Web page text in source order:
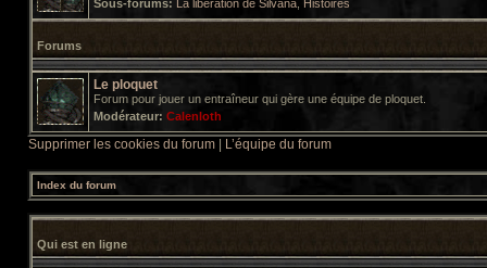
Sous-forums: La libération de Silvana Histoires
Forums
Le ploquet
Forum pour jouer un entraîneur qui gère une équipe de ploquet.
Modérateur: Calenloth
Supprimer les cookies du forum L’équipe du forum
Index du forum
Qui est en ligne